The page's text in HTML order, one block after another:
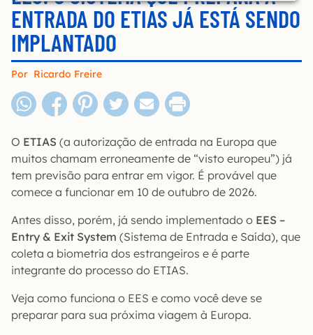
ENTRADA DO ETIAS JÁ ESTÁ SENDO
IMPLANTADO
Por Ricardo Freire
O ETIAS (a autorização de entrada na Europa que
muitos chamam erroneamente de “visto europeu”) já
tem previsão para entrar em vigor. É provável que
comece a funcionar em 10 de outubro de 2026.
Antes disso, porém, já sendo implementado o EES –
Entry & Exit System (Sistema de Entrada e Saída), que
coleta a biometria dos estrangeiros e é parte
integrante do processo do ETIAS.
Veja como funciona o EES e como você deve se
preparar para sua próxima viagem à Europa.